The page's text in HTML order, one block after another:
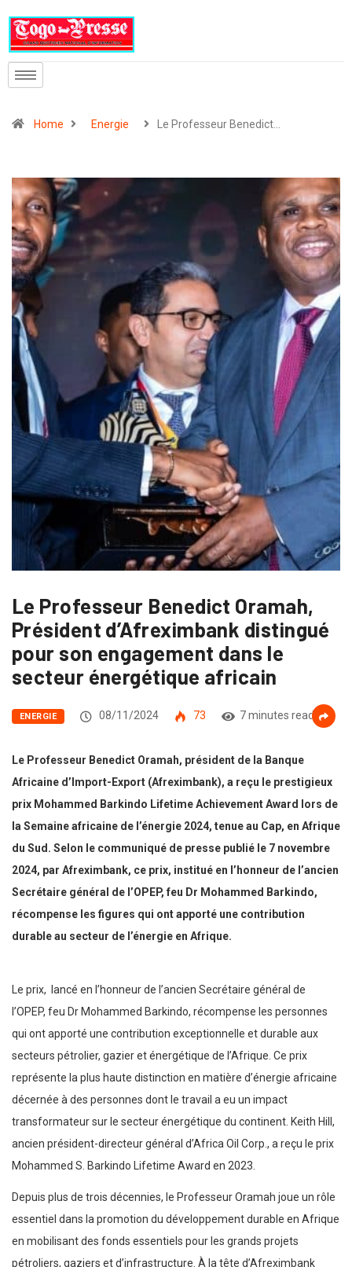
Home Energie Le Professeur Benedict…
Le Professeur Benedict Oramah,
Président d’Afreximbank distingué
pour son engagement dans le
secteur énergétique africain
ENERGIE 08/11/2024 73 7 minutes read
Le Professeur Benedict Oramah, président de la Banque
Africaine d’Import-Export (Afreximbank), a reçu le prestigieux
prix Mohammed Barkindo Lifetime Achievement Award lors de
la Semaine africaine de l’énergie 2024, tenueau Cap, en Afrique
du Sud. Selon le communiqué de presse publié le 7 novembre
2024, par Afreximbank, ce prix, institué en l’honneur de l’ancien
Secrétaire général de l’OPEP, feu Dr Mohammed Barkindo,
récompense les figures qui ont apporté une contribution
durable au secteur de l’énergie en Afrique.
Le prix, lancé en l’honneur de l’ancien Secrétaire général de
l’OPEP, feu Dr Mohammed Barkindo, récompense les personnes
qui ont apporté une contribution exceptionnelle et durable aux
secteurs pétrolier, gazier et énergétique de l’Afrique. Ce prix
représente la plus haute distinction en matière d’énergie africaine
décernée à des personnes dont le travail a eu un impact
transformateur sur le secteur énergétique du continent. Keith Hill,
ancien président-directeur général d’Africa Oil Corp., a reçu le prix
Mohammed S. Barkindo Lifetime Award en 2023.
Depuis plus de trois décennies, le Professeur Oramah joue un rôle
essentiel dans la promotion du développement durable en Afrique
en mobilisant des fonds essentiels pour les grands projets
pétroliers, gaziers et d’infrastructure. À la tête d’Afreximbank